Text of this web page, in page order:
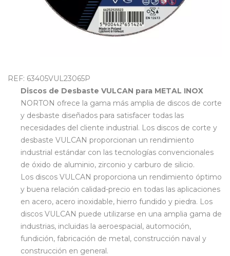
REF: 63405VUL23065P
Discos de Desbaste VULCAN para METAL INOX
NORTON ofrece la gama más amplia de discos de corte
y desbaste diseñados para satisfacer todas las
necesidades del cliente industrial. Los discos de corte y
desbaste VULCAN proporcionan un rendimiento
industrial estándar con las tecnologías convencionales
de óxido de aluminio, zirconio y carburo de silicio.
Los discos VULCAN proporciona un rendimiento óptimo
y buena relación calidad-precio en todas las aplicaciones
en acero, acero inoxidable, hierro fundido y piedra. Los
discos VULCAN puede utilizarse en una amplia gama de
industrias, incluidas la aeroespacial, automoción,
fundición, fabricación de metal, construcción naval y
construcción en general.